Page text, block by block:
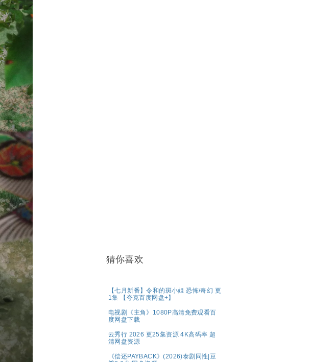
猜你喜欢
【七月新番】令和的斑小姐 恐怖/奇幻 更
1集 【夸克百度网盘+】
电视剧《主角》1080P高清免费观看百
度网盘下载
云秀行 2026 更25集资源 4K高码率 超
清网盘资源
《偿还PAYBACK》(2026)泰剧同性|豆